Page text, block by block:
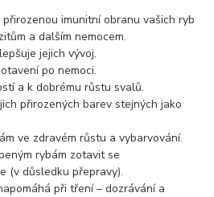
imunitní obranu vašich ryb
a dalším nemocem.
jejich vývoj.
po nemoci.
a k dobrému růstu svalů.
přirozených barev stejných jako
ve zdravém růstu a vybarvování.
rybám zotavit se
(v důsledku přepravy).
při tření – dozrávání a